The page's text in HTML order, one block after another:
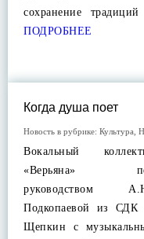
сохранение
ПОДРОБНЕЕ
Когда душа поет
Новость в рубрике: Культура
Вокальный
«Верьяна»
руководством
Подкопаевой из СДК
Щепкин с